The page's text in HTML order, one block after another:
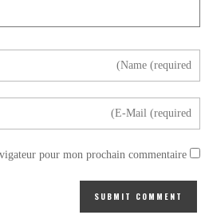
pour mon prochain commentaire.